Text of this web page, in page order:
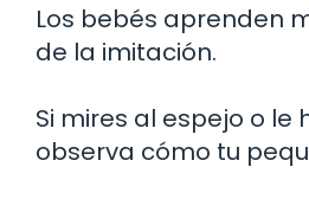
Los bebés aprenden
de la imitación.
Si mires al espejo o le
observa cómo tu